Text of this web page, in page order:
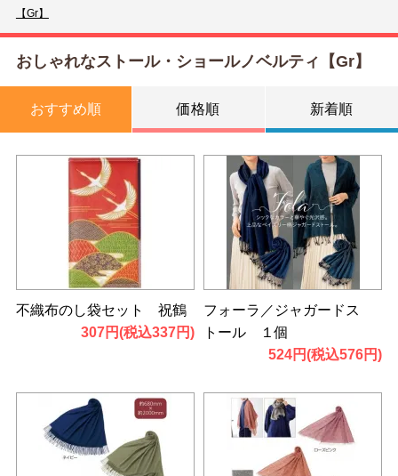
【Gr】
おしゃれなストール・ショールノベルティ【Gr】
おすすめ順 価格順 新着順
不織布のし袋セット 祝鶴
307円(税込337円)
フォーラ／ジャガードス
トール １個
524円(税込576円)